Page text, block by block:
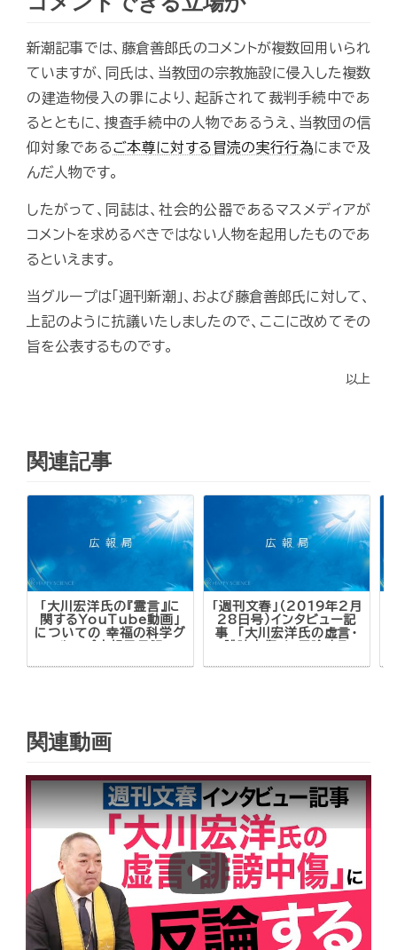
新潮記事では、藤倉善郎氏のコメントが複数回用いられ
ていますが、同氏は、当教団の宗教施設に侵入した複数
の建造物侵入の罪により、起訴されて裁判手続中であ
るとともに、捜査手続中の人物であるうえ、当教団の信
仰対象であるご本尊に対する冒涜の実行行為にまで及
んだ人物です。
したがって、同誌は、社会的公器であるマスメディアが
コメントを求めるべきではない人物を起用したものであ
るといえます。
当グループは「週刊新潮」、および藤倉善郎氏に対して、
上記のように抗議いたしましたので、ここに改めてその
旨を公表するものです。
以上
関連記事
「大川宏洋氏の『霊言』に
関するYouTube動画」
についての 幸福の科学グ
「週刊文春」（2019年2月
28日号）インタビュー記
事 「大川宏洋氏の虚言・
関連動画
Play